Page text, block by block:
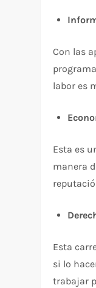
Con las
labor es
Esta es
manera
Esta
si lo
trabajar